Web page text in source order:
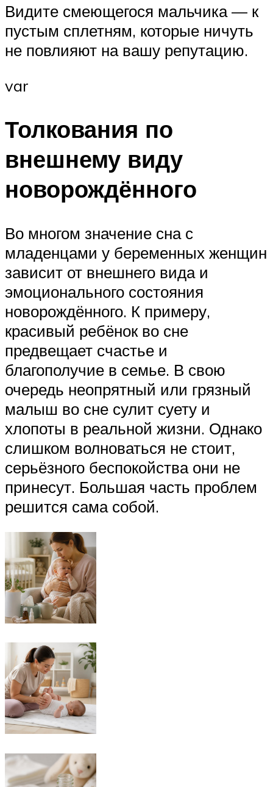
Видите смеющегося мальчика — к
пустым сплетням, которые ничуть
не повлияют на вашу репутацию.
var
Толкования по
внешнему виду
новорождённого
Во многом значение сна с
младенцами у беременных женщин
зависит от внешнего вида и
эмоционального состояния
новорождённого. К примеру,
красивый ребёнок во сне
предвещает счастье и
благополучие в семье. В свою
очередь неопрятный или грязный
малыш во сне сулит суету и
хлопоты в реальной жизни. Однако
слишком волноваться не стоит,
серьёзного беспокойства они не
принесут. Большая часть проблем
решится сама собой.